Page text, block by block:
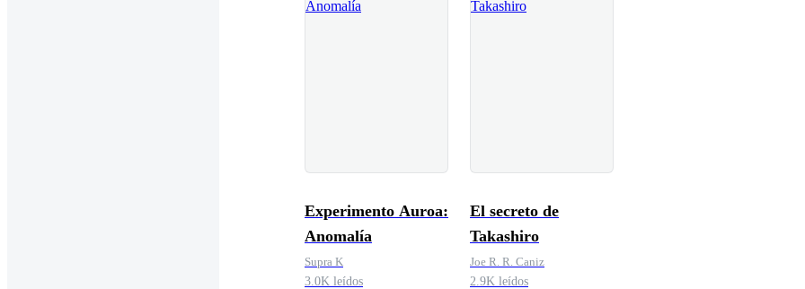
Experimento Auroa:
Anomalía
Supra K
3.0K leídos
El secreto de
Takashiro
Joe R. R. Caniz
2.9K leídos